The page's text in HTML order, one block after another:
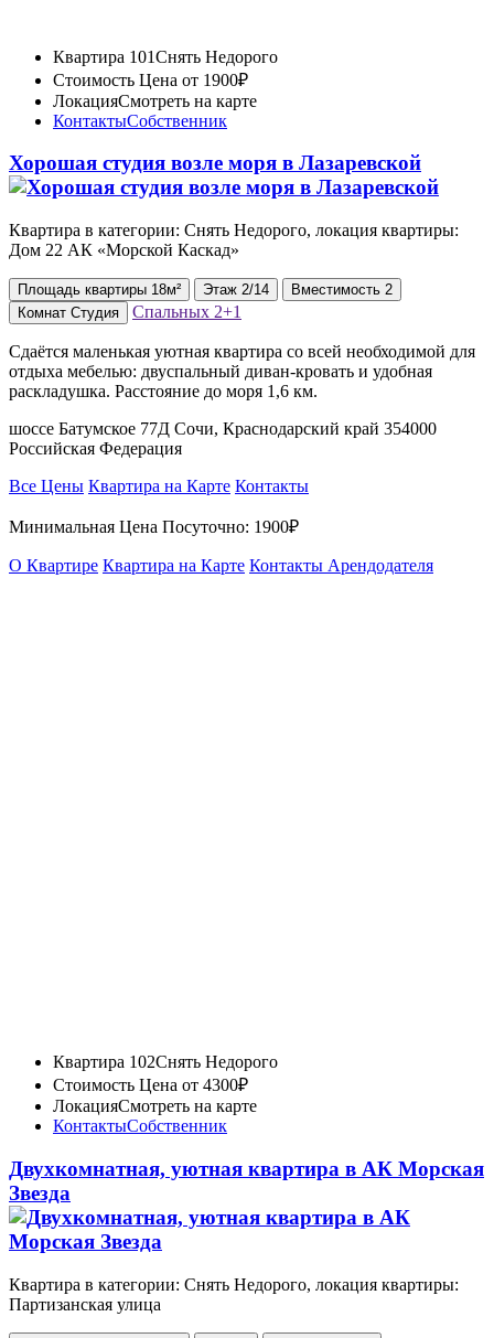
Квартира 101Снять Недорого
Стоимость Цена от 1900₽
ЛокацияСмотреть на карте
КонтактыСобственник
Хорошая студия возле моря в Лазаревской
Квартира в категории: Снять Недорого, локация квартиры:
Дом 22 АК «Морской Каскад»
Площадь квартиры 18м² Этаж 2/14 Вместимость 2
Комнат Студия Спальных 2+1
Сдаётся маленькая уютная квартира со всей необходимой для
отдыха мебелью: двуспальный диван-кровать и удобная
раскладушка. Расстояние до моря 1,6 км.
шоссе Батумское 77Д Сочи, Краснодарский край 354000
Российская Федерация
Все Цены Квартира на Карте Контакты
Минимальная Цена Посуточно: 1900₽
О Квартире Квартира на Карте Контакты Арендодателя
Квартира 102Снять Недорого
Стоимость Цена от 4300₽
ЛокацияСмотреть на карте
КонтактыСобственник
Двухкомнатная, уютная квартира в АК Морская
Звезда
Квартира в категории: Снять Недорого, локация квартиры:
Партизанская улица